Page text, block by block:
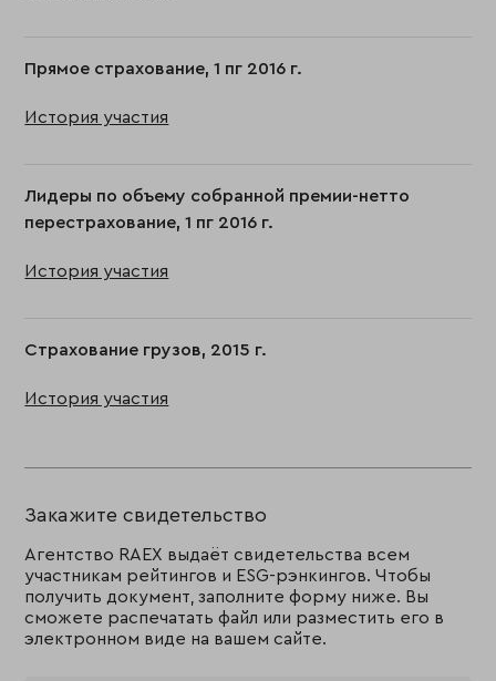
Прямое страхование, 1 пг 2016 г.
История участия
Лидеры по объему собранной премии-нетто
перестрахование, 1 пг 2016 г.
История участия
Страхование грузов, 2015 г.
История участия
Закажите свидетельство
Агентство RAEX выдаёт свидетельства всем
участникам рейтингов и ESG-рэнкингов. Чтобы
получить документ, заполните форму ниже. Вы
сможете распечатать файл или разместить его в
электронном виде на вашем сайте.